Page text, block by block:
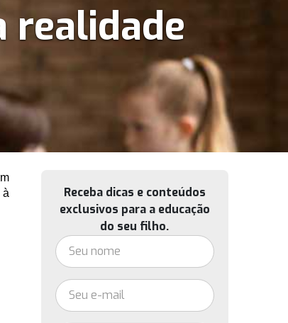
realidade
Receba dicas e conteúdos
exclusivos para a educação
do seu filho.
à